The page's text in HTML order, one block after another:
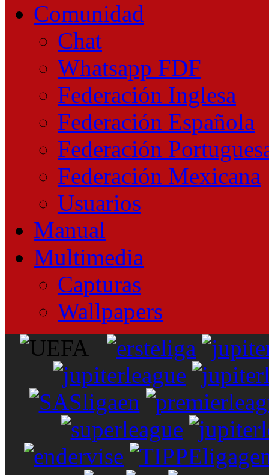
Comunidad
Chat
Whatsapp FDF
Federación Inglesa
Federación Española
Federación
Federación Mexicana
Usuarios
Manual
Multimedia
Capturas
Wallpapers